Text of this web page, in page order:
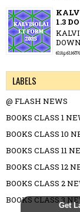
Get
1.3
LABELS
@ FLASH NEWS
BOOKS CLASS 1
BOOKS CLASS 10
BOOKS CLASS 11
BOOKS CLASS 12
BOOKS CLASS 2
BOOKS CLASS 3